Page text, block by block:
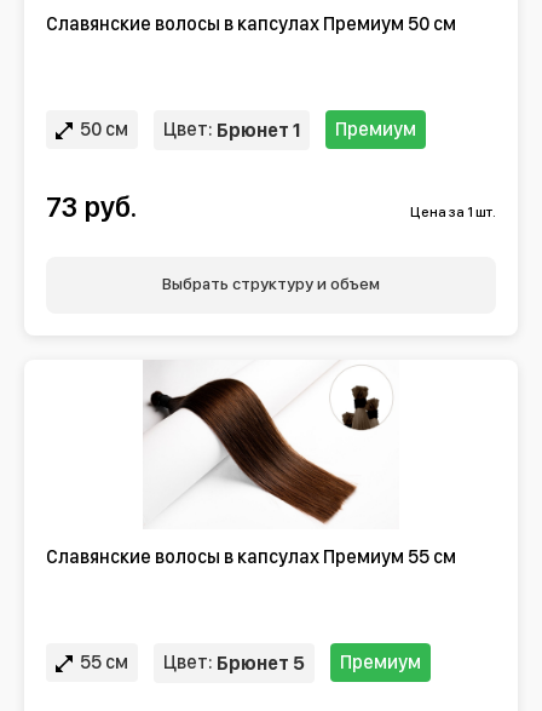
Славянские волосы в капсулах Премиум 50 см
50 см Цвет: Брюнет 1 Премиум
73 руб. Цена за 1 шт.
Выбрать структуру и объем
Славянские волосы в капсулах Премиум 55 см
55 см Цвет: Брюнет 5 Премиум